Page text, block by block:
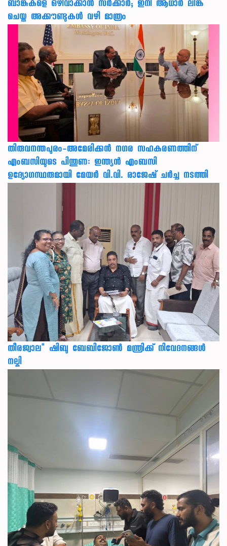
ബാങ്കുകളെ ഒഴിവാക്കാൻ സർക്കാർ; ഇനി ആധാർ ലിങ്ക്
ചെയ്ത അക്കൗണ്ടുകൾ വഴി മാത്രം
തിരുവനന്തപുരം-അമേരിക്കന്‍ നഗര സഹകരണത്തിന്
എംബസിയുടെ പിന്തുണ: ഇന്ത്യന്‍ എംബസി
ഉദ്യോഗസ്ഥരുമായി മേയര്‍ വി.വി. രാജേഷ് ചര്‍ച്ച നടത്തി
തീരജ്വാല" ഷിബു ബേബിജോൺ മന്ത്രിക്ക് നിവേദനങ്ങള്‍
നല്കി